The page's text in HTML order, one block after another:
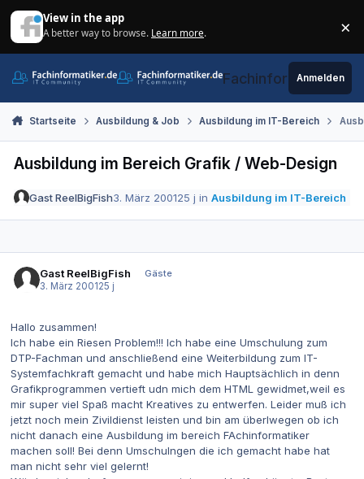
View in the app
A better way to browse. Learn more. ×
Fachinformatiker.de
Anmelden
Startseite Ausbildung & Job Ausbildung im IT-Bereich
Ausbildung im Bereich Grafik / Web-Design
Gast ReelBigFish3. März 200125 j inAusbildung im IT-Bereich
Gast ReelBigFish
Gäste
3. März 2001 25 j
Hallo zusammen!
Ich habe ein Riesen Problem!!! Ich habe eine Umschulung zum
DTP-Fachman und anschließend eine Weiterbildung zum IT-
Systemfachkraft gemacht und habe mich Hauptsächlich in denn
Grafikprogrammen vertieft udn mich dem HTML gewidmet,weil es
mir super viel Spaß macht Kreatives zu entwerfen. Leider muß ich
jetzt noch mein Zivildienst leisten und bin am überlwegen ob ich
nicht danach eine Ausbildung im bereich FAchinformatiker
machen soll! Bei denn Umschulngen die ich gemacht habe hat
man nicht sehr viel gelernt!